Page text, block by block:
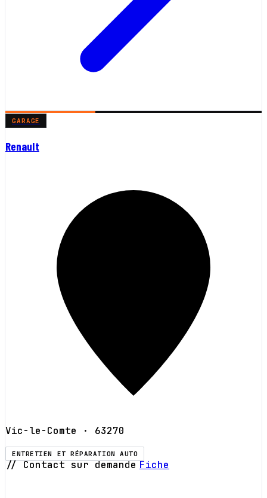
GARAGE
Renault
Vic-le-Comte · 63270
ENTRETIEN ET RÉPARATION AUTO
// Contact sur demande Fiche